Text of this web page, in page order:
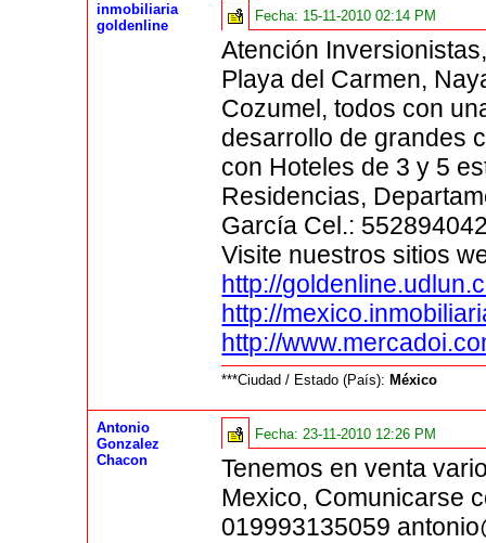
inmobiliaria
goldenline
Fecha: 15-11-2010 02:14 PM
Atención
Playa del Carmen,
Cozumel, todos con
desarrollo de grandes
con Hoteles de 3 y 5
Residencias,
García Cel.:
Visite nuestros sitios
http://
http://
http://
***Ciudad / Estado (País): México
Antonio
Gonzalez
Chacon
Fecha:23-11-2010 12:26 PM
Tenemos en venta
Mexico, Comunicarse
019993135059